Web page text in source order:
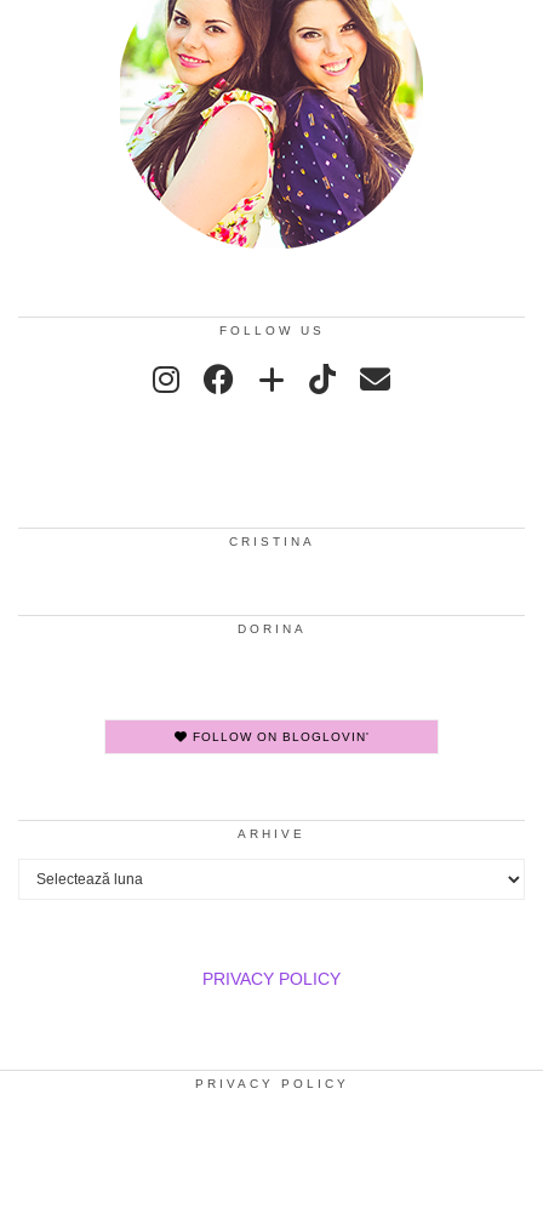
FOLLOW US
CRISTINA
DORINA
FOLLOW ON BLOGLOVIN'
ARHIVE
Arhive
PRIVACY POLICY
PRIVACY POLICY